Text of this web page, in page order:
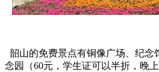
韶山的免费景点有铜像广场、纪念
念园（60元，学生证可以半折，晚